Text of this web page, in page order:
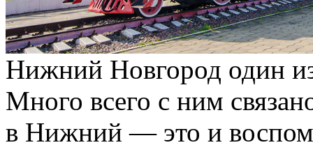
Нижний Новгород один
Много всего с ним
в Нижний — это и